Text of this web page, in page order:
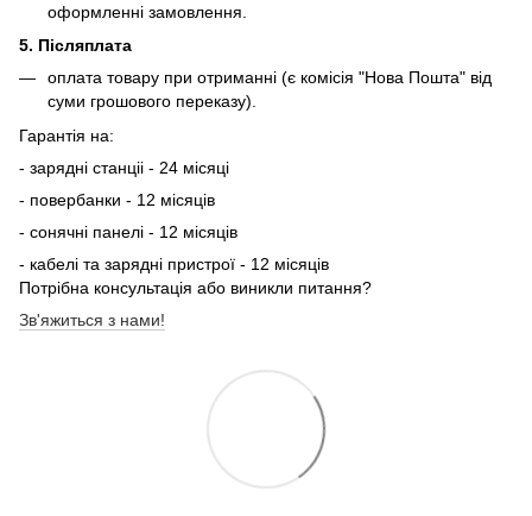
оформленні замовлення.
5. Післяплата
оплата товару при отриманні (є комісія "Нова Пошта" від
суми грошового переказу).
Гарантія на:
- зарядні станціі - 24 місяці
- повербанки - 12 місяців
- сонячні панелі - 12 місяців
- кабелі та зарядні пристрої - 12 місяців
Потрібна консультація або виникли питання?
Зв'яжиться з нами!